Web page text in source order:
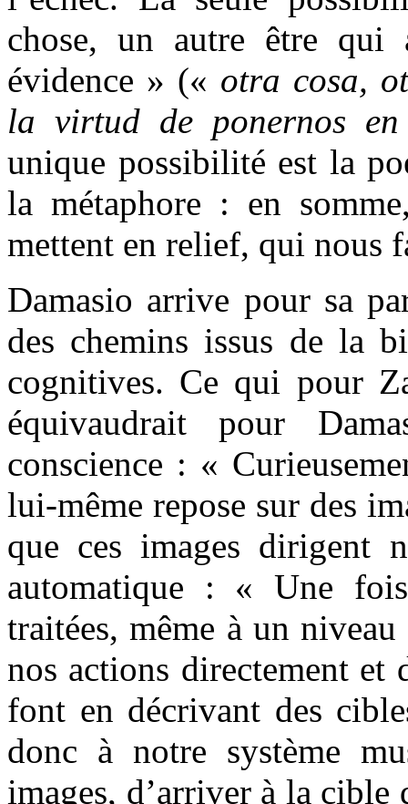
chose, un autre être
évidence » (« otra cosa,
la virtud de ponernos
unique possibilité est la
la métaphore : en
mettent en relief, qui nous
Damasio arrive pour sa
des chemins issus de la
cognitives. Ce qui pour
équivaudrait pour
conscience : «
lui-même repose sur des
que ces images dirigent
automatique : « Une
traitées, même à un
nos actions directement et
font en décrivant des
donc à notre système
images, d’arriver à la cible